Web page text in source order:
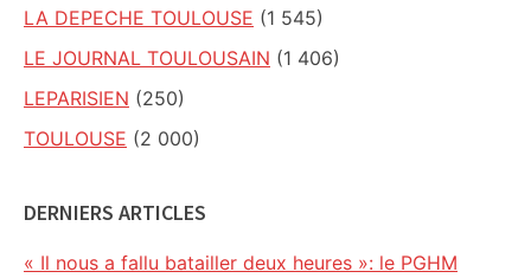
LA DEPECHE TOULOUSE (1 545)
LE JOURNAL TOULOUSAIN (1 406)
LEPARISIEN (250)
TOULOUSE (2 000)
DERNIERS ARTICLES
« Il nous a fallu batailler deux heures »: le PGHM